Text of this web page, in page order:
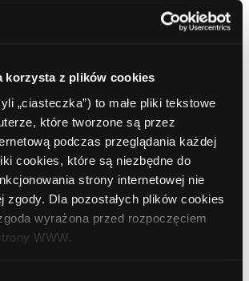
korzysta z plików cookies
„ciasteczka”) to małe pliki tekstowe
które tworzone są przez
podczas przeglądania każdej
cookies, które są niezbędne do
strony internetowej nie
zgody. Dla pozostałych plików cookies
wyrażona przed rozpoczęciem
WWW.
, Kraków, Pawia 5
Radzikowskiego 109